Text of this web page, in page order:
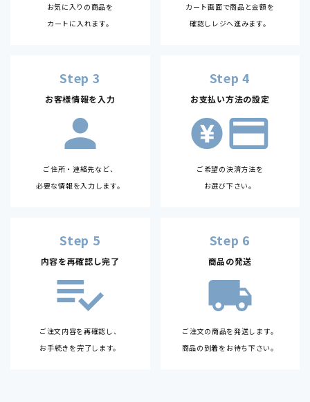
お気に入りの商品を
カートに入れます。
カート画面で商品と金額を
確認しレジへ進みます。
Step 3
お客様情報を入力
ご住所・連絡先など、
必要な情報を入力します。
Step 4
お支払い方法の設定
ご希望の決済方法を
お選び下さい。
Step 5
内容を再確認し完了
ご注文内容を再確認し、
お手続きを完了します。
Step 6
商品の発送
ご注文の商品を発送します。
商品の到着をお待ち下さい。